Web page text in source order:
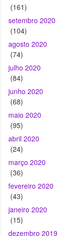
agosto 2020
(74)
julho 2020
junho 2020
(68)
maio 2020
(95)
abril 2020
(24)
março 2020
(36)
fevereiro 2020
janeiro 2020
(15)
dezembro 2019
(33)
novembro 2019
(65)